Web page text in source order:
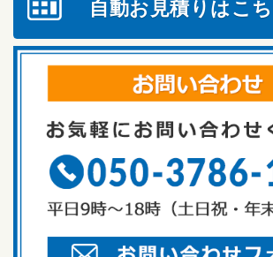
自動お見積りはこ